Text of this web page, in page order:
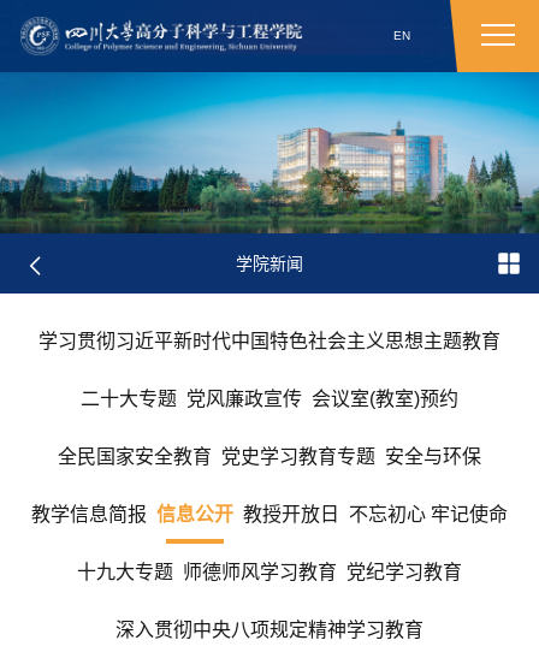
EN
学院新闻
学习贯彻习近平新时代中国特色社会主义思想主题教育
二十大专题 党风廉政宣传 会议室(教室)预约
全民国家安全教育 党史学习教育专题 安全与环保
教学信息简报 信息公开 教授开放日 不忘初心 牢记使命
十九大专题 师德师风学习教育 党纪学习教育
深入贯彻中央八项规定精神学习教育